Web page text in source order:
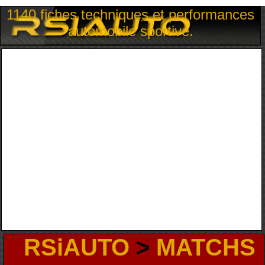
1140 fiches techniques et performances
automobile sportive.
RSiAUTO > MATCHS